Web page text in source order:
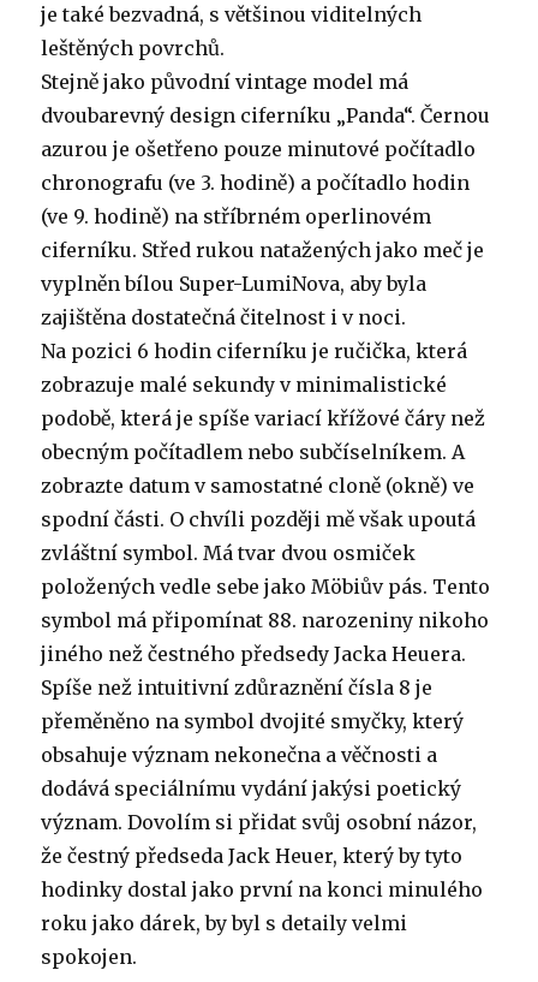
je také bezvadná, s většinou viditelných
leštěných povrchů.
Stejně jako původní vintage model má
dvoubarevný design ciferníku „Panda“. Černou
azurou je ošetřeno pouze minutové počítadlo
chronografu (ve 3. hodině) a počítadlo hodin
(ve 9. hodině) na stříbrném operlinovém
ciferníku. Střed rukou natažených jako meč je
vyplněn bílou Super-LumiNova, aby byla
zajištěna dostatečná čitelnost i v noci.
Na pozici 6 hodin ciferníku je ručička, která
zobrazuje malé sekundy v minimalistické
podobě, která je spíše variací křížové čáry než
obecným počítadlem nebo subčíselníkem. A
zobrazte datum v samostatné cloně (okně) ve
spodní části. O chvíli později mě však upoutá
zvláštní symbol. Má tvar dvou osmiček
položených vedle sebe jako Möbiův pás. Tento
symbol má připomínat 88. narozeniny nikoho
jiného než čestného předsedy Jacka Heuera.
Spíše než intuitivní zdůraznění čísla 8 je
přeměněno na symbol dvojité smyčky, který
obsahuje význam nekonečna a věčnosti a
dodává speciálnímu vydání jakýsi poetický
význam. Dovolím si přidat svůj osobní názor,
že čestný předseda Jack Heuer, který by tyto
hodinky dostal jako první na konci minulého
roku jako dárek, by byl s detaily velmi
spokojen.